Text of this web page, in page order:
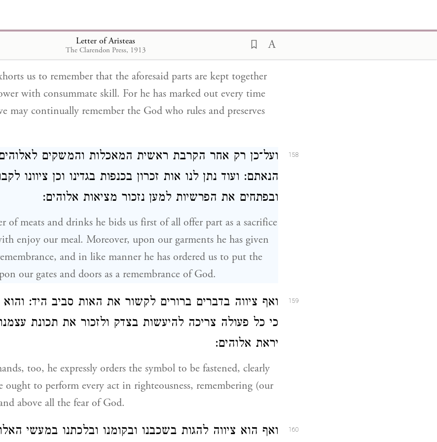
Letter of Aristeas
The Clarendon Press, 1913
למעלה קיים בתכונתו בכוח אלוה: וכל זמן ומקום קבע
על האלוהים השליט והשומר:
us to remember that the aforesaid parts are kept together
with consummate skill. For he has marked out every time
may continually remember the God who rules and preserves
158
ועל־כן רק אחר הקרבת ראשית המאכלות והמשקים
הנאתם: ועוד נתן לנו אות זכרון בכנפות בגדינו וכן ציוונו
ובפתחים את הפרשיות למען נזכור מציאות אלוהים:
of meats and drinks he bids us first of all offer part as a sacrifice
enjoy our meal. Moreover, upon our garments he has given
and in like manner he has ordered us to put the
our gates and doors as a remembrance of God.
159
ואף ציווה בדברים ברורים לקשור את האות סביב היד:
כי כל פעולה צריכה להיעשות בצדק ולזכור את תכונת
יראת אלוהים:
too, he expressly orders the symbol to be fastened, clearly
ought to perform every act in righteousness, remembering (our
above all the fear of God.
160 ואף הוא ציווה להגות בשכבנו ובקומנו ובלכתנו במעשי